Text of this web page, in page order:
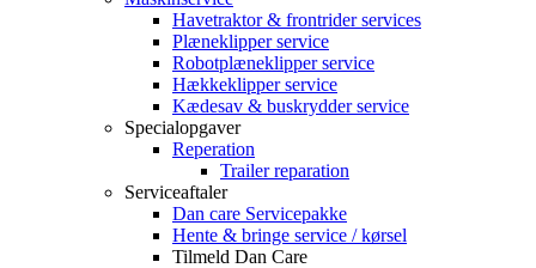
Havetraktor & frontrider services
Plæneklipper service
Robotplæneklipper service
Hækkeklipper service
Kædesav & buskrydder service
Specialopgaver
Reperation
Trailer reparation
Serviceaftaler
Dan care Servicepakke
Hente & bringe service / kørsel
Tilmeld Dan Care